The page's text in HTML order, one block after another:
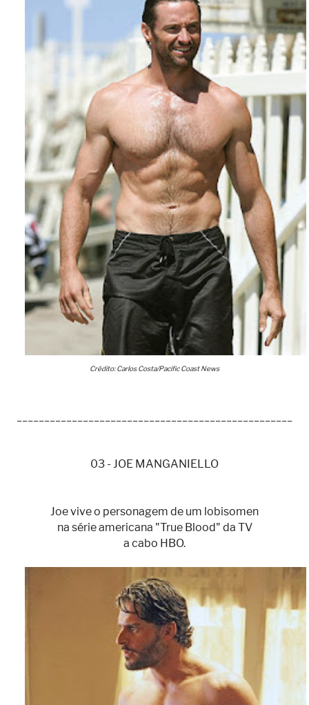
Crédito: Carlos Costa/Pacific Coast News
03 - JOE MANGANIELLO
Joe vive o personagem de um lobisomen
na série americana "True Blood" da TV
a cabo HBO.